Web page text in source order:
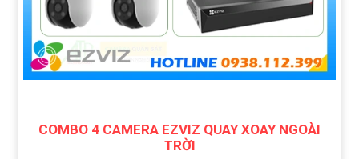
Với Camera Zoom 25X, bạn hoàn toàn yên tâm về việc
quan sát và giám sát từ xa mọi lúc, mọi nơi mà không
gặp bất kỳ khó khăn nào.
COMBO 4 CAMERA EZVIZ QUAY XOAY NGOÀI
TRỜI